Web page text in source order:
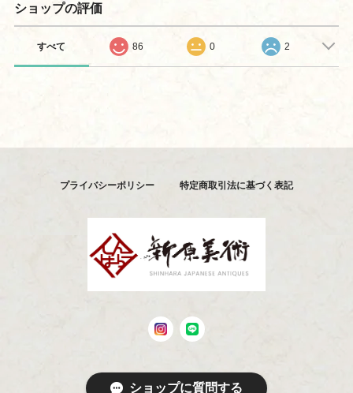
ショップの評価
すべて 86 0 2
プライバシーポリシー 特定商取引法に基づく表記
ショップに質問する